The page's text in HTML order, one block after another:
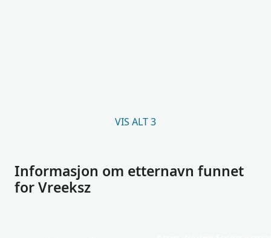
VIS ALT 3
Informasjon om etternavn funnet
for Vreeksz